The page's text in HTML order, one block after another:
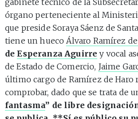
gabinete técnico de la
órgano perteneciente al
que preside Soraya Sáenz de
tiene un huecoÁlvaro Ramírez
deEsperanza Aguirre y vocal
de Estado de Comercio, Jaime
último cargo de Ramírez de Haro
comprobar, dado que se trata de
fantasma” de libre